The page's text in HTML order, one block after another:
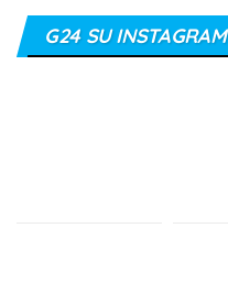
G24 SU INSTAGRAM